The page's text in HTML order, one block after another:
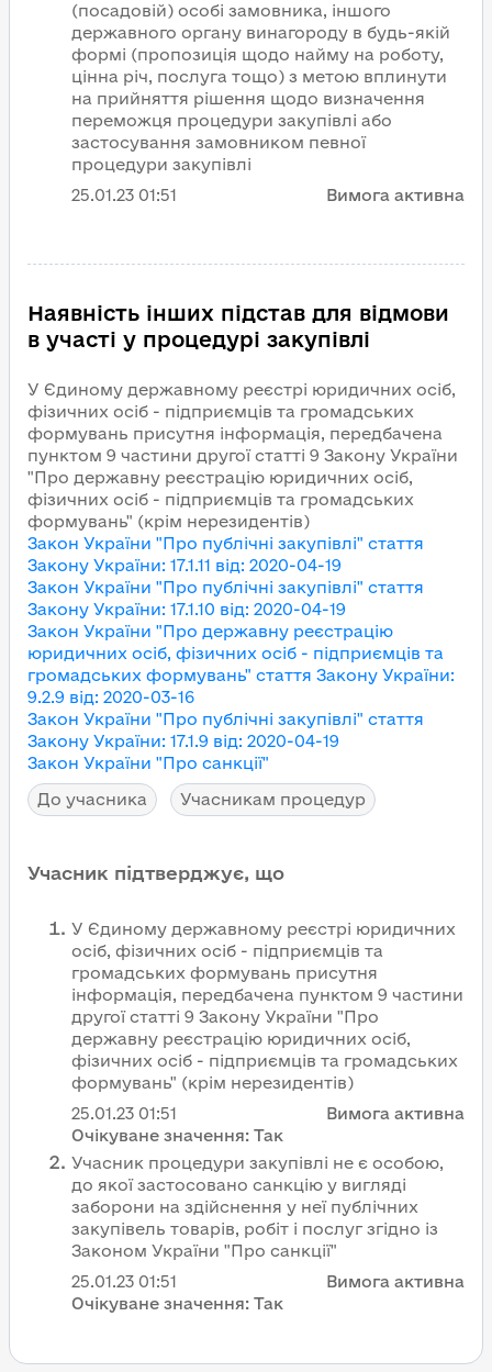
(посадовій) особі замовника, іншого
державного органу винагороду в будь-якій
формі (пропозиція щодо найму на роботу,
цінна річ, послуга тощо) з метою вплинути
на прийняття рішення щодо визначення
переможця процедури закупівлі або
застосування замовником певної
процедури закупівлі
25.01.23 01:51 Вимога активна
Наявність інших підстав для відмови
в участі у процедурі закупівлі
У Єдиному державному реєстрі юридичних осіб,
фізичних осіб - підприємців та громадських
формувань присутня інформація, передбачена
пунктом 9 частини другої статті 9 Закону України
"Про державну реєстрацію юридичних осіб,
фізичних осіб - підприємців та громадських
формувань" (крім нерезидентів)
Закон України "Про публічні закупівлі" стаття
Закону України: 17.1.11 від: 2020-04-19
Закон України "Про публічні закупівлі" стаття
Закону України: 17.1.10 від: 2020-04-19
Закон України "Про державну реєстрацію
юридичних осіб, фізичних осіб - підприємців та
громадських формувань" стаття Закону України:
9.2.9 від: 2020-03-16
Закон України "Про публічні закупівлі" стаття
Закону України: 17.1.9 від: 2020-04-19
Закон України "Про санкції"
До учасника
Учасникам процедур
Учасник підтверджує, що
У Єдиному державному реєстрі юридичних
осіб, фізичних осіб - підприємців та
громадських формувань присутня
інформація, передбачена пунктом 9 частини
другої статті 9 Закону України "Про
державну реєстрацію юридичних осіб,
фізичних осіб - підприємців та громадських
формувань" (крім нерезидентів)
25.01.23 01:51
Вимога активна
Очікуване значення: Так
Учасник процедури закупівлі не є особою,
до якої застосовано санкцію у вигляді
заборони на здійснення у неї публічних
закупівель товарів, робіт і послуг згідно із
Законом України "Про санкції"
25.01.23 01:51
Вимога активна
Очікуване значення: Так